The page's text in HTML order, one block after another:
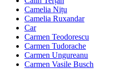
Camelia Nițu
Camelia Ruxandar
Car
Carmen Teodorescu
Carmen Tudorache
Carmen Ungureanu
Carmen Vasile Busch